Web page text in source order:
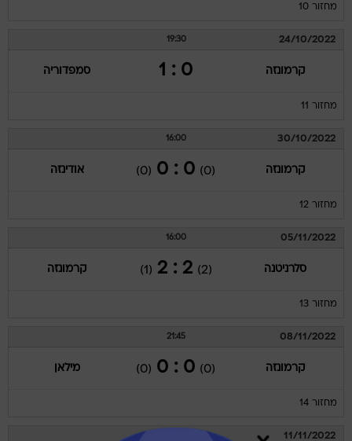
מחזור 10
24/10/2022
19:30
קרמונזה 0 : 1 סמפדוריה
מחזור 11
30/10/2022
16:00
קרמונזה (0)
0 : 0
(0) אודינזה
מחזור 12
05/11/2022
16:00
סלרניטנה (2)
2 : 2
(1) קרמונזה
מחזור 13
08/11/2022
21:45
קרמונזה (0)
0 : 0
(0) מילאן
מחזור 14
11/11/2022